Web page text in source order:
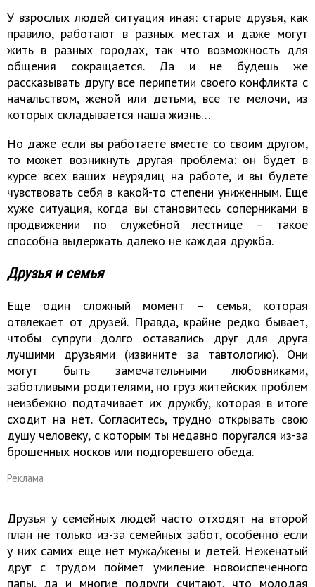
У взрослых людей ситуация иная: старые друзья, как
правило, работают в разных местах и даже могут
жить в разных городах, так что возможность для
общения сокращается. Да и не будешь же
рассказывать другу все перипетии своего конфликта с
начальством, женой или детьми, все те мелочи, из
которых складывается наша жизнь…
Но даже если вы работаете вместе со своим другом,
то может возникнуть другая проблема: он будет в
курсе всех ваших неурядиц на работе, и вы будете
чувствовать себя в какой-то степени униженным. Еще
хуже ситуация, когда вы становитесь соперниками в
продвижении по служебной лестнице – такое
способна выдержать далеко не каждая дружба.
Друзья и семья
Еще один сложный момент – семья, которая
отвлекает от друзей. Правда, крайне редко бывает,
чтобы супруги долго оставались друг для друга
лучшими друзьями (извините за тавтологию). Они
могут быть замечательными любовниками,
заботливыми родителями, но груз житейских проблем
неизбежно подтачивает их дружбу, которая в итоге
сходит на нет. Согласитесь, трудно открывать свою
душу человеку, с которым ты недавно поругался из-за
брошенных носков или подгоревшего обеда.
Реклама
Друзья у семейных людей часто отходят на второй
план не только из-за семейных забот, особенно если
у них самих еще нет мужа/жены и детей. Неженатый
друг с трудом поймет умиление новоиспеченного
папы, да и многие подруги считают, что молодая